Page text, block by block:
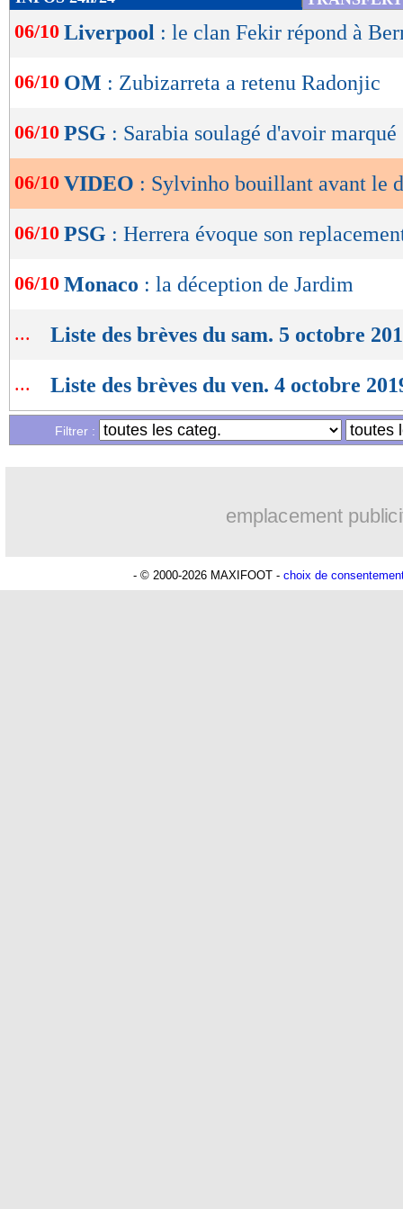
Lu 14.069 fois- Romain Rigaux
de
lecture
OK
06/10 Liverpool : le clan Fekir répond à
06/10 OM : Zubizarreta a retenu Radonjic
06/10 PSG : Sarabia soulagé d'avoir marqué
06/10 VIDEO : Sylvinho bouillant avant le
06/10 PSG : Herrera évoque son
06/10 Monaco : la déception de Jardim
... Liste des brèves du sam. 5 octobre
... Liste des brèves du ven. 4 octobre
Filtrer :
emplacement
- © 2000-2026 MAXIFOOT - choix de